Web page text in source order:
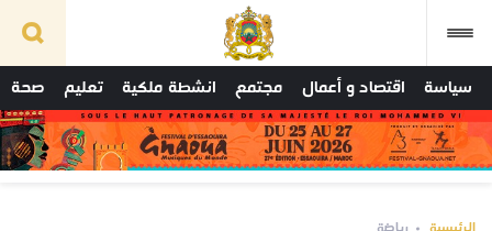
سياسة اقتصاد و أعمال مجتمع انشطة ملكية تعليم صحة